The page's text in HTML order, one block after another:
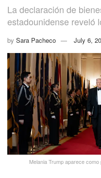
La declaración de
estadounidense reveló
by Sara Pacheco July 6,
Melania Trump aparece